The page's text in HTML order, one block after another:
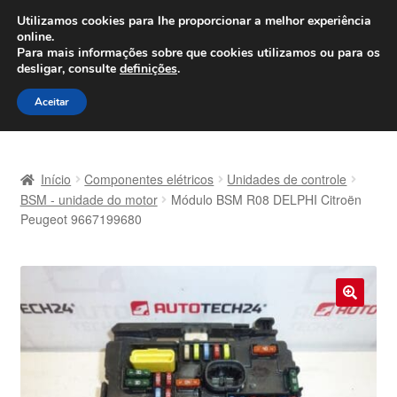
ENVIO a partir de 7 EUR
Seg-Sex, das 9h às 16h800 500 967
Ir
para
a
Saltar
para
o
Carrinho
Envio para todo o planeta
Início Componentes elétricos
Unidades de controle
BSM - unidade do motor
Módulo BSM R08 DELPHI Citroën
Peugeot 9667199680
🔍
Utilizamos cookies para lhe proporcionar a melhor experiência
online.
Para mais informações sobre que cookies utilizamos ou para os
desligar, consulte definições.
Aceitar